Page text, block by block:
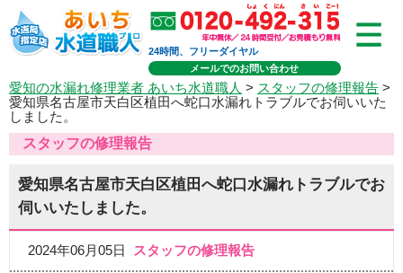
24時間、フリーダイヤル
メールでのお問い合わせ
愛知の水漏れ修理業者 あいち水道職人 > スタッフの修理報告 >
愛知県名古屋市天白区植田へ蛇口水漏れトラブルでお伺いいた
しました。
スタッフの修理報告
愛知県名古屋市天白区植田へ蛇口水漏れトラブルでお
伺いいたしました。
2024年06月05日 スタッフの修理報告